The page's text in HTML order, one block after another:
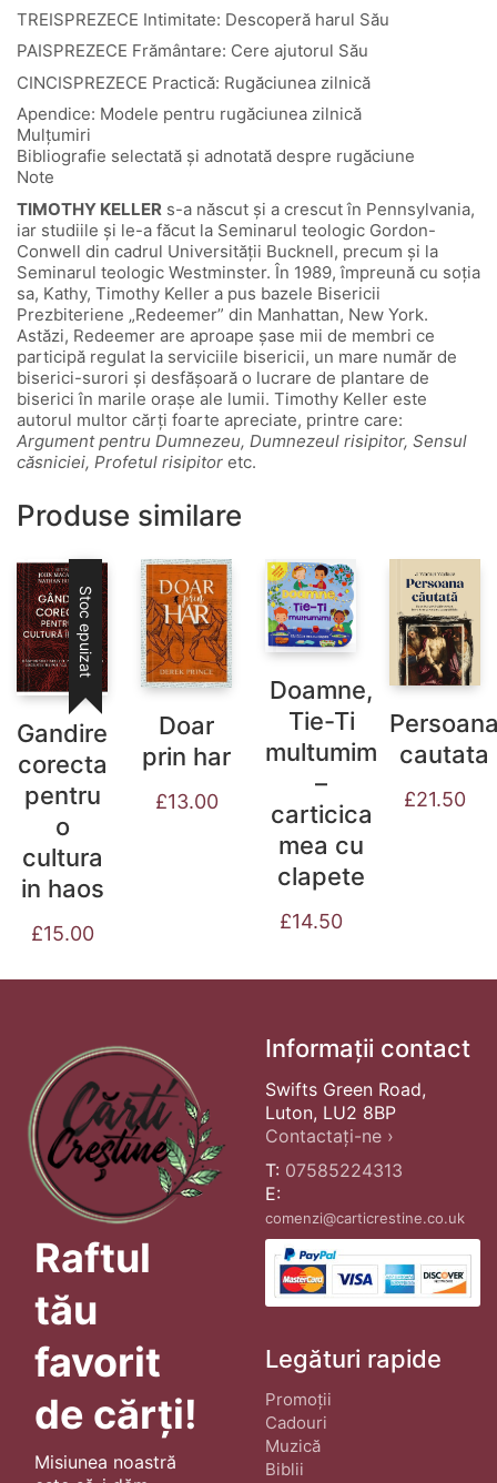
TREISPREZECE Intimitate: Descoperă harul Său
PAISPREZECE Frământare: Cere ajutorul Său
CINCISPREZECE Practică: Rugăciunea zilnică
Apendice: Modele pentru rugăciunea zilnică
Mulțumiri
Bibliografie selectată și adnotată despre rugăciune
Note
TIMOTHY KELLER s-a născut și a crescut în Pennsylvania,
iar studiile și le-a făcut la Seminarul teologic Gordon-
Conwell din cadrul Universității Bucknell, precum și la
Seminarul teologic Westminster. În 1989, împreună cu soția
sa, Kathy, Timothy Keller a pus bazele Bisericii
Prezbiteriene „Redeemer” din Manhattan, New York.
Astăzi, Redeemer are aproape șase mii de membri ce
participă regulat la serviciile bisericii, un mare număr de
biserici-surori și desfășoară o lucrare de plantare de
biserici în marile orașe ale lumii. Timothy Keller este
autorul multor cărți foarte apreciate, printre care:
Argument pentru Dumnezeu, Dumnezeul risipitor, Sensul
căsniciei, Profetul risipitor etc.
Produse similare
Stoc epuizat
Gandire
corecta
pentru
o
cultura
in haos
£15.00
Doar
prin har
£13.00
Doamne,
Tie-Ti
multumim
–
carticica
mea cu
clapete
£14.50
cautata
£21.50
Raftul
tău
favorit
de cărți!
Misiunea noastră
Informații contact
Swifts Green Road,
Luton, LU2 8BP
Contactați-ne ›
T: 07585224313
E:
comenzi@carticrestine.co.uk
Legături rapide
Promoții
Cadouri
Muzică
Biblii